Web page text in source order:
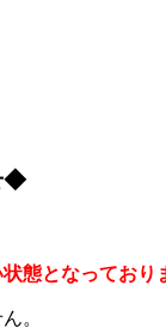
◆
態となっており
。